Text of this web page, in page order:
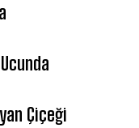
Çiçeği